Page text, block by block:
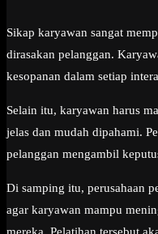
Sikap karyawan sangat
dirasakan pelanggan.
kesopanan dalam setiap
Selain itu, karyawan harus
jelas dan mudah dipahami.
pelanggan mengambil
Di samping itu, perusahaan
agar karyawan mampu